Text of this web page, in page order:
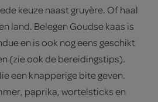
keuze naast gruyère. Of haal
land. Belegen Goudse kaas is
en is ook nog eens geschikt
(zie ook de bereidingstips).
een knapperige bite geven.
paprika, wortelsticks en